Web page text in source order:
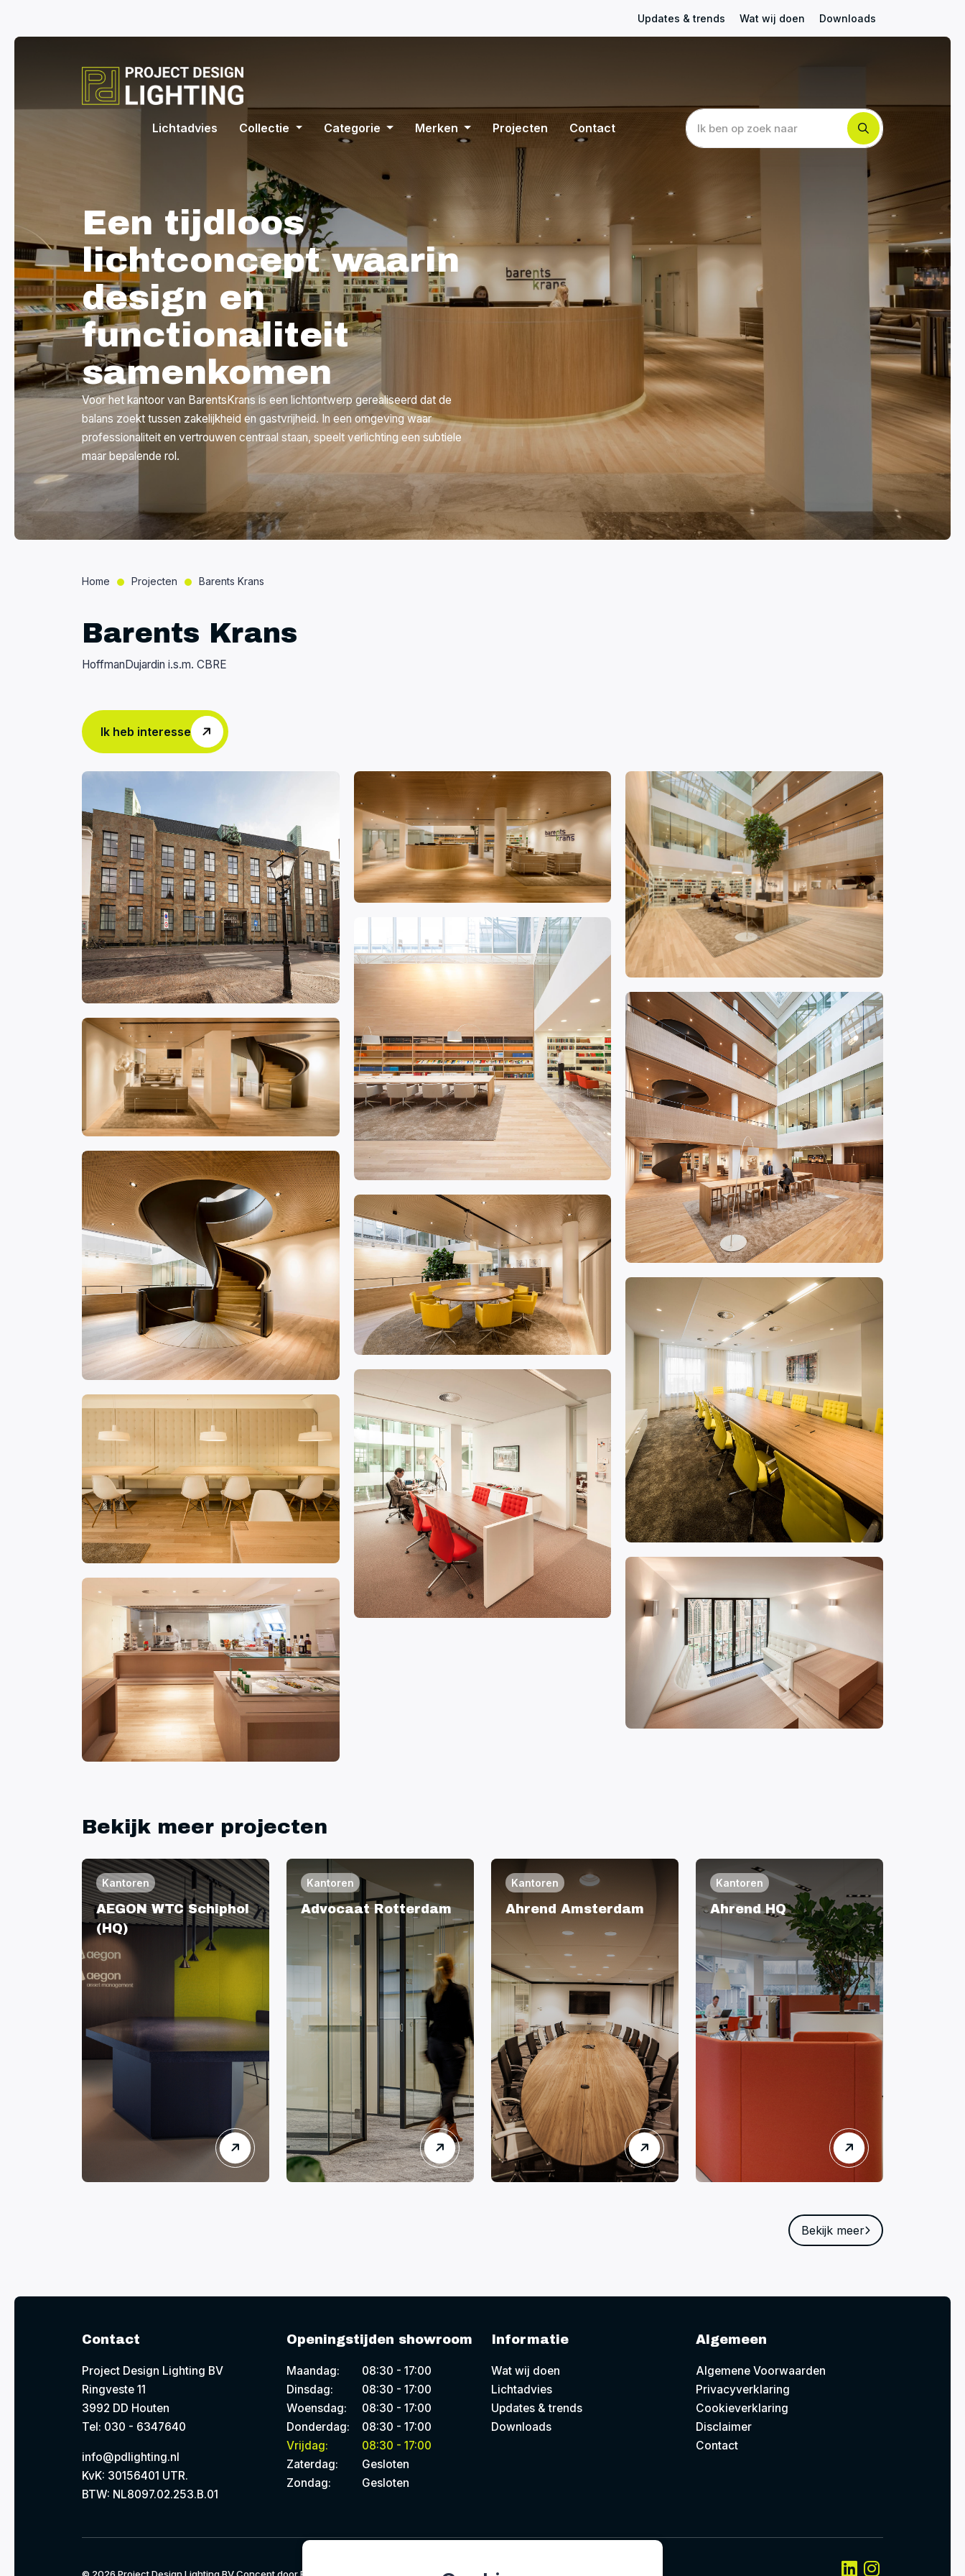
Updates & trends Wat wij doen Downloads
Lichtadvies Collectie Categorie Merken Projecten Contact
Een tijdloos
lichtconcept waarin
design en
functionaliteit
samenkomen
Voor het kantoor van BarentsKrans is een lichtontwerp gerealiseerd dat de
balans zoekt tussen zakelijkheid en gastvrijheid. In een omgeving waar
professionaliteit en vertrouwen centraal staan, speelt verlichting een subtiele
maar bepalende rol.
Home Projecten Barents Krans
Barents Krans
HoffmanDujardin i.s.m. CBRE
Ik heb interesse
Bekijk meer projecten
Kantoren
AEGON WTC Schiphol
(HQ)
Kantoren
Advocaat Rotterdam
Kantoren
Ahrend Amsterdam
Kantoren
Ahrend HQ
Bekijk meer
Contact
Project Design Lighting BV
Ringveste 11
3992 DD Houten
Tel: 030 - 6347640
info@pdlighting.nl
KvK: 30156401 UTR.
BTW: NL8097.02.253.B.01
Openingstijden showroom
Maandag:
08:30 - 17:00
Dinsdag:
08:30 - 17:00
Woensdag:
08:30 - 17:00
Donderdag:
08:30 - 17:00
Vrijdag:
08:30 - 17:00
Zaterdag:
Gesloten
Zondag:
Gesloten
Informatie
Wat wij doen
Lichtadvies
Updates & trends
Downloads
Algemeen
Algemene Voorwaarden
Privacyverklaring
Cookieverklaring
Disclaimer
Contact